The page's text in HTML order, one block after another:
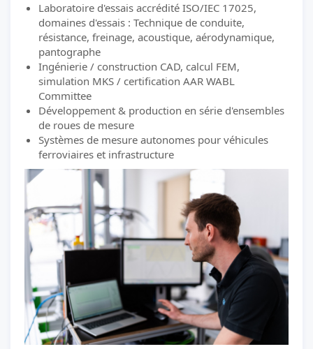
Laboratoire d'essais accrédité ISO/IEC 17025,
domaines d'essais : Technique de conduite,
résistance, freinage, acoustique, aérodynamique,
pantographe
Ingénierie / construction CAD, calcul FEM,
simulation MKS / certification AAR WABL
Committee
Développement & production en série d'ensembles
de roues de mesure
Systèmes de mesure autonomes pour véhicules
ferroviaires et infrastructure